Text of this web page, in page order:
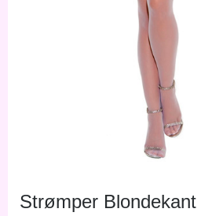
Strømper